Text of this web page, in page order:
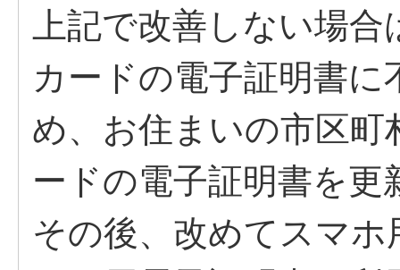
上記で改善しない場
カードの電子証明書
め、お住まいの市区
ードの電子証明書を更
その後、改めてスマ